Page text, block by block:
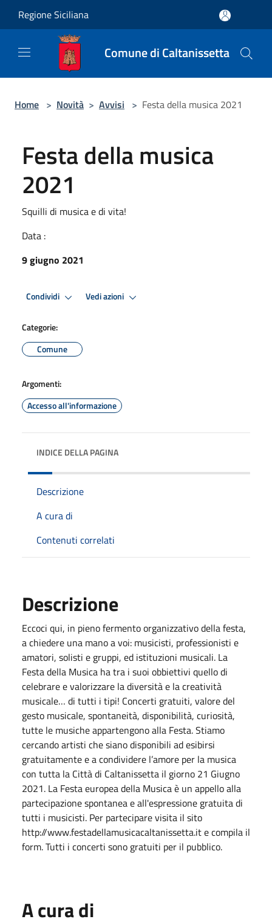
Regione Siciliana
Comune di Caltanissetta
Home > Novità > Avvisi > Festa della musica 2021
Festa della musica
2021
Squilli di musica e di vita!
Data :
9 giugno 2021
Condividi Vedi azioni
Categorie:
Comune
Argomenti:
Accesso all'informazione
INDICE DELLA PAGINA
Descrizione
A cura di
Contenuti correlati
Descrizione
Eccoci qui, in pieno fermento organizzativo della festa,
a chiedere una mano a voi: musicisti, professionisti e
amatori, solisti e gruppi, ed istituzioni musicali. La
Festa della Musica ha tra i suoi obbiettivi quello di
celebrare e valorizzare la diversità e la creatività
musicale… di tutti i tipi! Concerti gratuiti, valore del
gesto musicale, spontaneità, disponibilità, curiosità,
tutte le musiche appartengono alla Festa. Stiamo
cercando artisti che siano disponibili ad esibirsi
gratuitamente e a condividere l’amore per la musica
con tutta la Città di Caltanissetta il giorno 21 Giugno
2021. La Festa europea della Musica è un appello alla
partecipazione spontanea e all'espressione gratuita di
tutti i musicisti. Per partecipare visita il sito
http://www.festadellamusicacaltanissetta.ite compila il
form. Tutti i concerti sono gratuiti per il pubblico.
A cura di